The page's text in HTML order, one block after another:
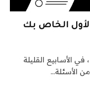
الأسابيع القليلة
الأسئلة…